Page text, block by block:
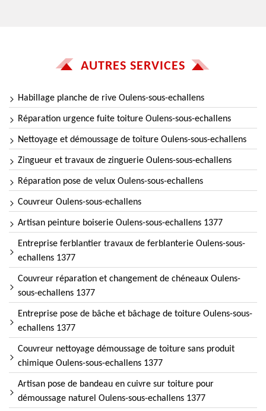
AUTRES SERVICES
Habillage planche de rive Oulens-sous-echallens
Réparation urgence fuite toiture Oulens-sous-echallens
Nettoyage et démoussage de toiture Oulens-sous-echallens
Zingueur et travaux de zinguerie Oulens-sous-echallens
Réparation pose de velux Oulens-sous-echallens
Couvreur Oulens-sous-echallens
Artisan peinture boiserie Oulens-sous-echallens 1377
Entreprise ferblantier travaux de ferblanterie Oulens-sous-
echallens 1377
Couvreur réparation et changement de chéneaux Oulens-
sous-echallens 1377
Entreprise pose de bâche et bâchage de toiture Oulens-sous-
echallens 1377
Couvreur nettoyage démoussage de toiture sans produit
chimique Oulens-sous-echallens 1377
Artisan pose de bandeau en cuivre sur toiture pour
démoussage naturel Oulens-sous-echallens 1377